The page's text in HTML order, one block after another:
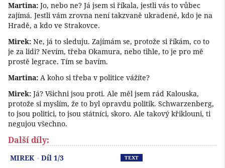
Martina: Jo, nebo ne? Já jsem si říkala, jestli vás to vůbec
zajímá. Jestli vám zrovna není takzvaně ukradené, kdo je na
Hradě, a kdo ve Strakovce.
Mirek: Ne, já to sleduju. Zajímám se, protože si říkám, co to
je za lidi? Nevím, třeba Okamura, nebo tihle, to je pro mě
prostě legrace. Tím se bavím.
Martina: A koho si třeba v politice vážíte?
Mirek: Já? Všichni jsou proti. Ale měl jsem rád Kalouska,
protože si myslím, že to byl opravdu politik. Schwarzenberg,
to jsou politici, to jsou státníci, skoro. Ale takový křiklouni, ti
negujou všechno.
Další díly:
MIREK Díl 1/3 TEXT